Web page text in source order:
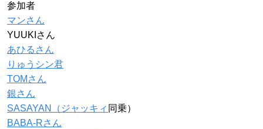
参加者
マンさん
YUUKIさん
あひるさん
りゅうシン君
TOMさん
銀さん
SASAYAN（ ジャッキィ 同乗）
BABA-Rさん